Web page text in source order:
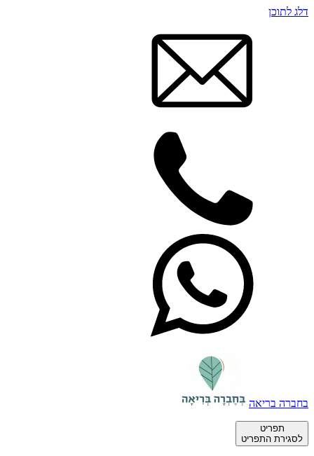
דלג לתוכן
בחברה בריאה
תפריט
לסגירת התפריט